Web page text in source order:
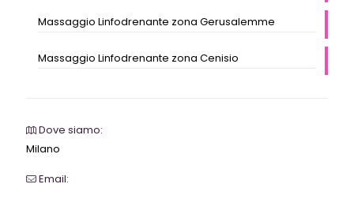
Massaggio Linfodrenante zona Gerusalemme
Massaggio Linfodrenante zona Cenisio
Dove siamo:
Milano
Email: